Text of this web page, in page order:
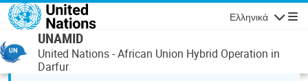
Παράκαμψη προς το κυρίως περιεχόμενο
Ελληνικά
UNAMID
United Nations - African Union Hybrid Operation in
Darfur